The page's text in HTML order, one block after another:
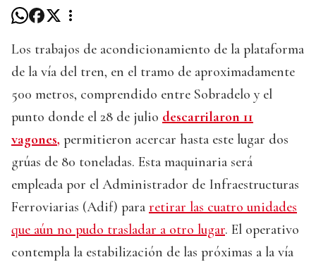
Los trabajos de acondicionamiento de la plataforma
de la vía del tren, en el tramo de aproximadamente
500 metros, comprendido entre Sobradelo y el
punto donde el 28 de julio descarrilaron 11
vagones, permitieron acercar hasta este lugar dos
grúas de 80 toneladas. Esta maquinaria será
empleada por el Administrador de Infraestructuras
Ferroviarias (Adif) para retirar las cuatro unidades
que aún no pudo trasladar a otro lugar. El operativo
contempla la estabilización de las próximas a la vía